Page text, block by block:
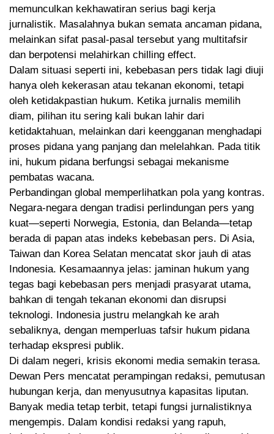
memunculkan kekhawatiran serius bagi kerja
jurnalistik. Masalahnya bukan semata ancaman pidana,
melainkan sifat pasal-pasal tersebut yang multitafsir
dan berpotensi melahirkan chilling effect.
Dalam situasi seperti ini, kebebasan pers tidak lagi diuji
hanya oleh kekerasan atau tekanan ekonomi, tetapi
oleh ketidakpastian hukum. Ketika jurnalis memilih
diam, pilihan itu sering kali bukan lahir dari
ketidaktahuan, melainkan dari keengganan menghadapi
proses pidana yang panjang dan melelahkan. Pada titik
ini, hukum pidana berfungsi sebagai mekanisme
pembatas wacana.
Perbandingan global memperlihatkan pola yang kontras.
Negara-negara dengan tradisi perlindungan pers yang
kuat—seperti Norwegia, Estonia, dan Belanda—tetap
berada di papan atas indeks kebebasan pers. Di Asia,
Taiwan dan Korea Selatan mencatat skor jauh di atas
Indonesia. Kesamaannya jelas: jaminan hukum yang
tegas bagi kebebasan pers menjadi prasyarat utama,
bahkan di tengah tekanan ekonomi dan disrupsi
teknologi. Indonesia justru melangkah ke arah
sebaliknya, dengan memperluas tafsir hukum pidana
terhadap ekspresi publik.
Di dalam negeri, krisis ekonomi media semakin terasa.
Dewan Pers mencatat perampingan redaksi, pemutusan
hubungan kerja, dan menyusutnya kapasitas liputan.
Banyak media tetap terbit, tetapi fungsi jurnalistiknya
mengempis. Dalam kondisi redaksi yang rapuh,